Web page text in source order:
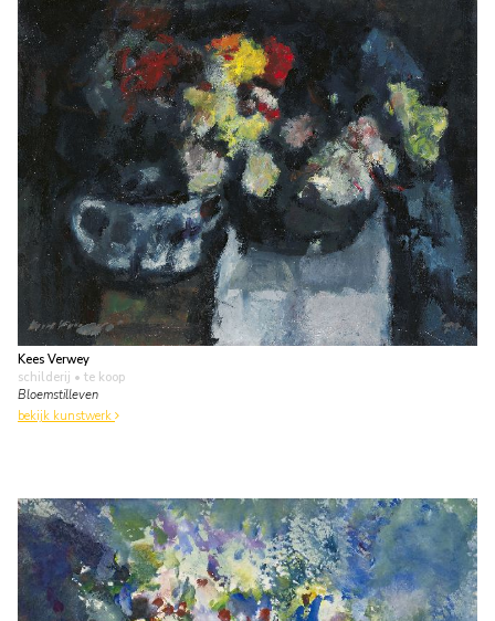
Kees Verwey
schilderij • te koop
Bloemstilleven
bekijk kunstwerk